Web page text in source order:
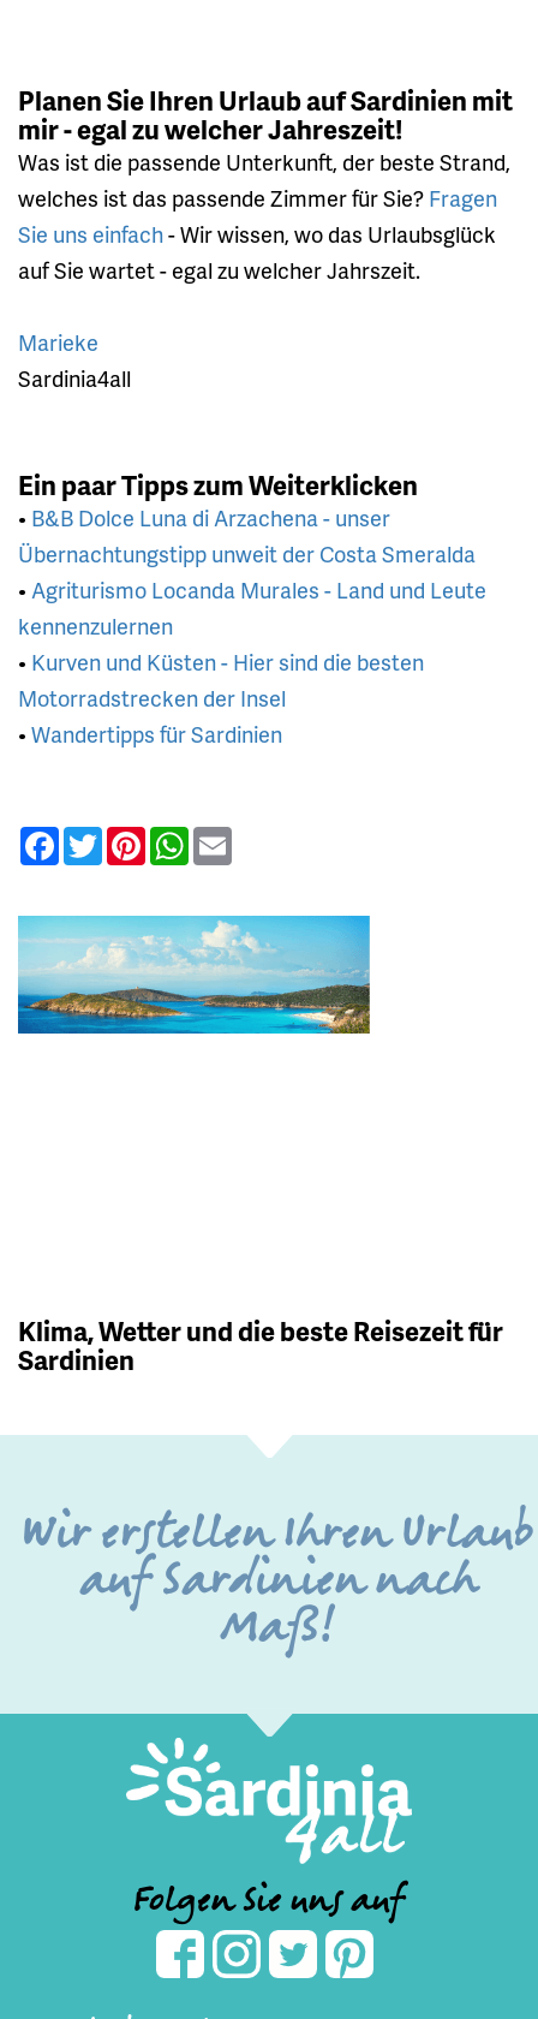
Planen Sie Ihren Urlaub auf Sardinien mit
mir - egal zu welcher Jahreszeit!
Was ist die passende Unterkunft, der beste Strand,
welches ist das passende Zimmer für Sie? Fragen
Sie uns einfach- Wir wissen, wo das Urlaubsglück
auf Sie wartet - egal zu welcher Jahrszeit.
Marieke
Sardinia4all
Ein paar Tipps zum Weiterklicken
• B&B Dolce Luna di Arzachena - unser
Übernachtungstipp unweit der Costa Smeralda
• Agriturismo Locanda Murales - Land und Leute
kennenzulernen
• Kurven und Küsten - Hier sind die besten
Motorradstrecken der Insel
• Wandertipps für Sardinien
Facebook
TwitterPinterestWhatsApp
Klima, Wetter und die beste Reisezeit für
Sardinien
Wir erstellen Ihren Urlaub
auf Sardinien nach
Maß!
Folgen Sie uns auf